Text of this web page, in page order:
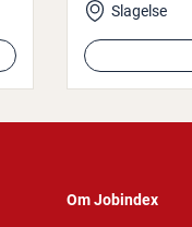
Slagelse
Om Jobindex